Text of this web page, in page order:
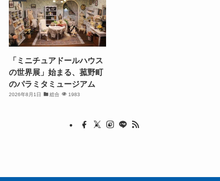
「ミニチュアドールハウス
の世界展」始まる、菰野町
のパラミタミュージアム
2026年8月1日 総合 1983